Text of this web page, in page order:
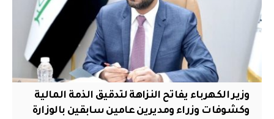
وزير الكهرباء يفاتح النزاهة لتدقيق الذمة المالية
وكشوفات وزراء ومديرين عامين سابقين بالوزارة